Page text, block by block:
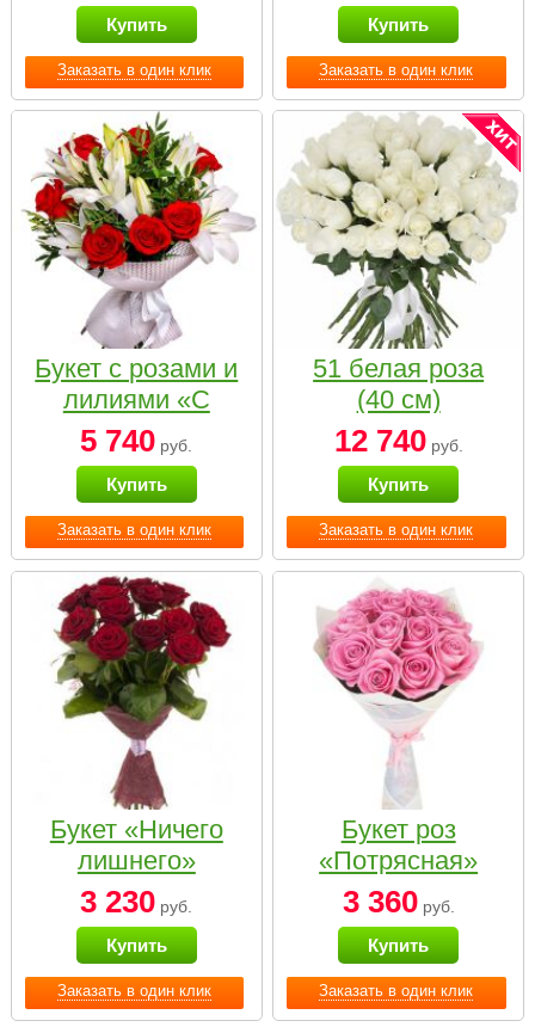
Заказать в один клик
Купить
Заказать в один клик
Купить
Заказать в один клик
Букет с розами и
лилиями «С
наилучшими
пожеланиями»
5 740 руб.
Купить
Заказать в один клик
51 белая роза
(40 см)
12 740руб.
Купить
Заказать в один клик
Букет «Ничего
лишнего»
3 230 руб.
Купить
Заказать в один клик
Букет роз
«Потрясная»
3 360руб.
Купить